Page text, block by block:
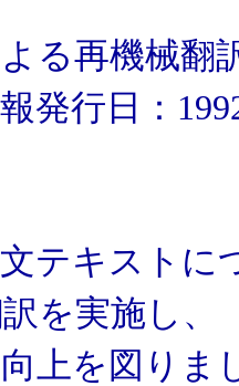
再機械翻
日：1992
テキストに
を実施し、
を図りま